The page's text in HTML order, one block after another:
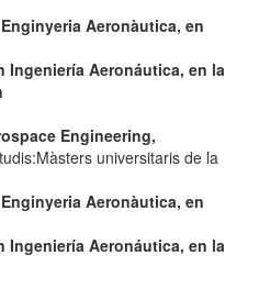
Aeronàutica, en
Ingeniería Aeronáutica, en la
Engineering,
universitaris de la
Aeronàutica, en
Ingeniería Aeronáutica, en la